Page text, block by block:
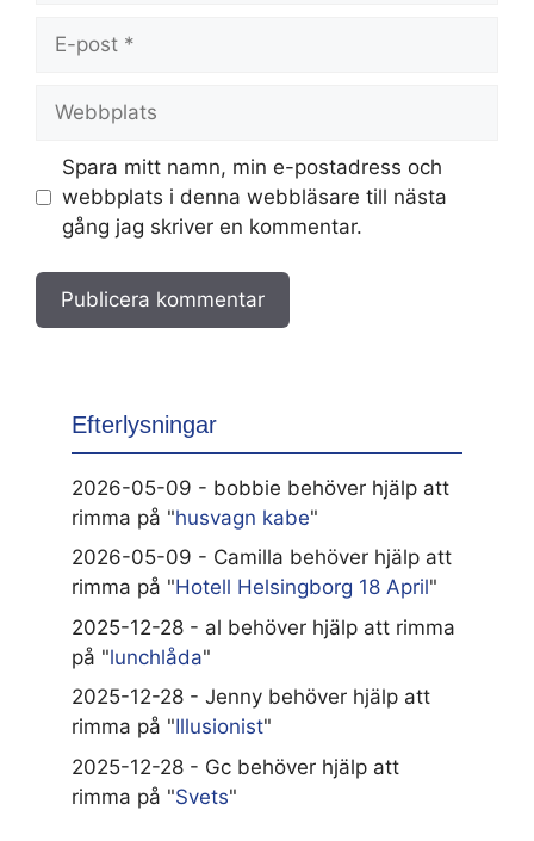
post
Spara mitt namn, min e-postadress och
webbplats i denna webbläsare till nästa
gång jag skriver en kommentar.
Efterlysningar
2026-05-09 - bobbie behöver hjälp att
rimma på "husvagn kabe"
2026-05-09 - Camilla behöver hjälp att
rimma på "Hotell Helsingborg 18 April"
2025-12-28 - al behöver hjälp att rimma
på "lunchlåda"
2025-12-28 - Jenny behöver hjälp att
rimma på "Illusionist"
2025-12-28 - Gc behöver hjälp att
rimma på "Svets"